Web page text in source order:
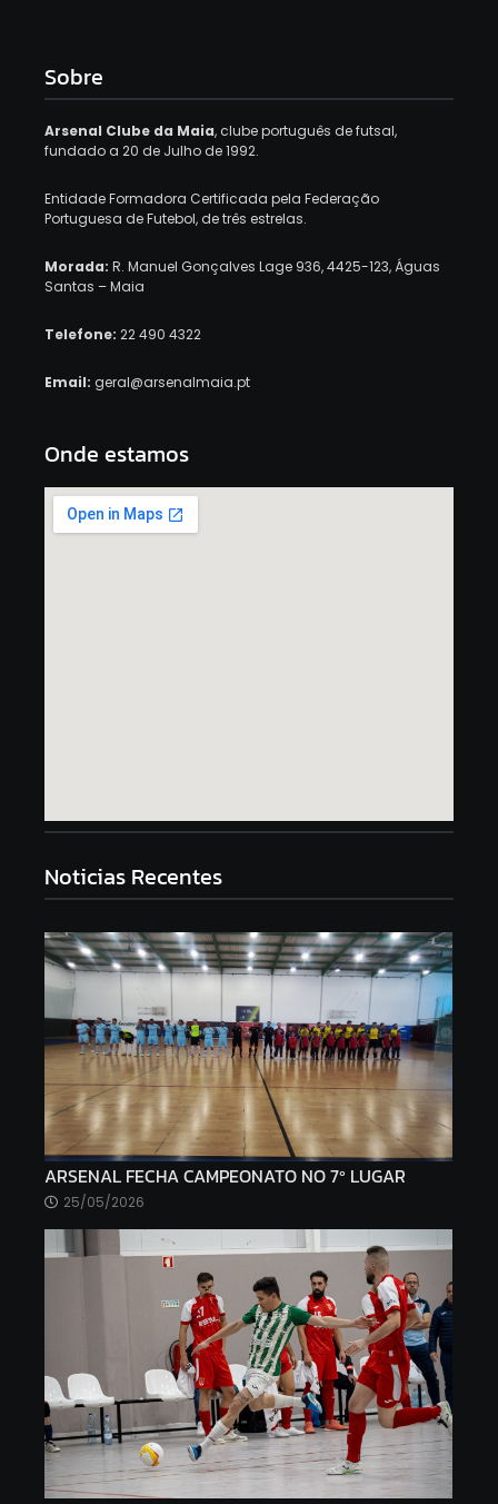
Sobre
Arsenal Clube da Maia, clube português de futsal,
fundado a 20 de Julho de 1992.
Entidade Formadora Certificada pela Federação
Portuguesa de Futebol, de três estrelas.
Morada: R. Manuel Gonçalves Lage 936, 4425-123, Águas
Santas – Maia
Telefone: 22 490 4322
Email: geral@arsenalmaia.pt
Onde estamos
Noticias Recentes
ARSENAL FECHA CAMPEONATO NO 7º LUGAR
25/05/2026